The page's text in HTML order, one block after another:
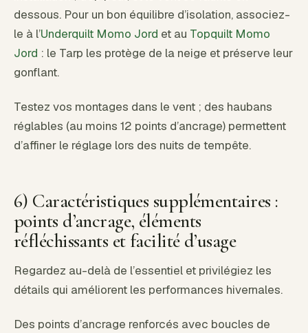
dessous. Pour un bon équilibre d’isolation, associez-
le à l’Underquilt Momo Jord et au Topquilt Momo
Jord : le Tarp les protège de la neige et préserve leur
gonflant.
Testez vos montages dans le vent ; des haubans
réglables (au moins 12 points d’ancrage) permettent
d’affiner le réglage lors des nuits de tempête.
6) Caractéristiques supplémentaires :
points d’ancrage, éléments
réfléchissants et facilité d’usage
Regardez au-delà de l’essentiel et privilégiez les
détails qui améliorent les performances hivernales.
Des points d’ancrage renforcés avec boucles de